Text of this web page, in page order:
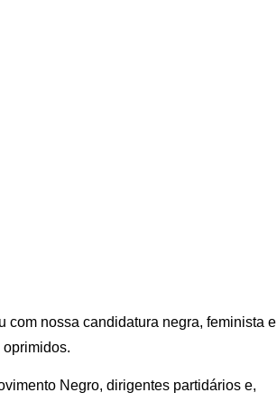
com nossa candidatura negra, feminista e
Negro, dirigentes partidários e,